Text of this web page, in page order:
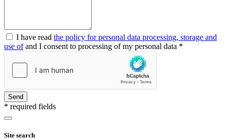
I have read the policy for personal data processing, storage and
use ofand I consent to processing of my personal data *
Send
* required fields
Site search